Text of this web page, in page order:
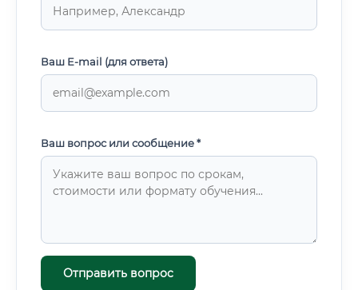
Ваш E-mail (для ответа)
Ваш вопрос или сообщение *
Отправить вопрос